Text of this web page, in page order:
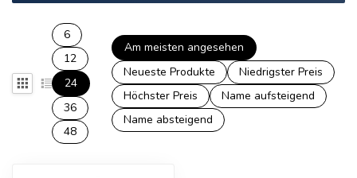
6
12
24
36
48
Am meisten angesehen
Neueste Produkte
Niedrigster Preis
Höchster Preis
Name aufsteigend
Name absteigend